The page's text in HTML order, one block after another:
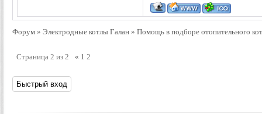
Форум » Электродные котлы Галан » Помощь в подборе отопительного
Страница 2 из 2 « 1 2